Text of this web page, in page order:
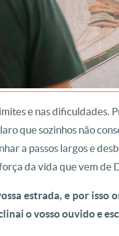
e nas dificuldades.
que sozinhos não
a passos largos e
da vida que vem de
estrada, e por isso
o vosso ouvido e